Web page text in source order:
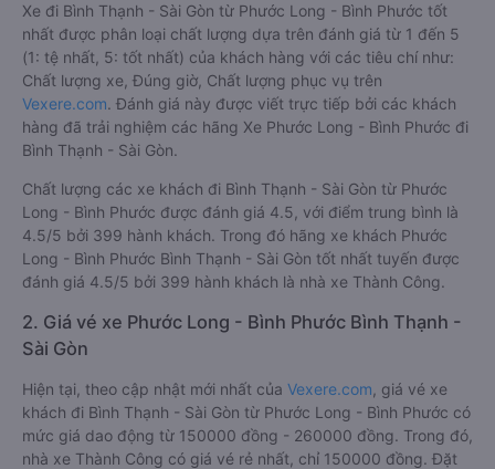
Xe đi Bình Thạnh - Sài Gòn từ Phước Long - Bình Phước tốt
nhất được phân loại chất lượng dựa trên đánh giá từ 1 đến 5
(1: tệ nhất, 5: tốt nhất) của khách hàng với các tiêu chí như:
Chất lượng xe, Đúng giờ, Chất lượng phục vụ trên
Vexere.com. Đánh giá này được viết trực tiếp bởi các khách
hàng đã trải nghiệm các hãng Xe Phước Long - Bình Phước đi
Bình Thạnh - Sài Gòn.
Chất lượng các xe khách đi Bình Thạnh - Sài Gòn từ Phước
Long - Bình Phước được đánh giá 4.5, với điểm trung bình là
4.5/5 bởi 399 hành khách. Trong đó hãng xe khách Phước
Long - Bình Phước Bình Thạnh - Sài Gòn tốt nhất tuyến được
đánh giá 4.5/5 bởi 399 hành khách là nhà xe Thành Công.
2. Giá vé xe Phước Long - Bình Phước Bình Thạnh -
Sài Gòn
Hiện tại, theo cập nhật mới nhất của Vexere.com , giá vé xe
khách đi Bình Thạnh - Sài Gòn từ Phước Long - Bình Phước có
mức giá dao động từ 150000 đồng - 260000 đồng. Trong đó,
nhà xe Thành Công có giá vé rẻ nhất, chỉ 150000 đồng. Đặt